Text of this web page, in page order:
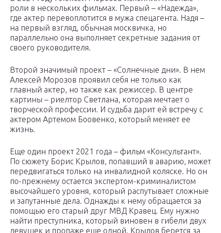
роли в нескольких фильмах. Первый – «Надежда»,
где актер перевоплотится в мужа спецагента. Надя –
на первый взгляд, обычная москвичка, но
параллельно она выполняет секретные задания от
своего руководителя.
Второй значимый проект – «Солнечные дни». В нем
Алексей Морозов проявил себя не только как
главный актер, но также как режиссер. В центре
картины – риелтор Светлана, которая мечтает о
творческой профессии. И судьба дарит ей встречу с
актером Артемом Боовенко, который меняет ее
жизнь.
Еще один проект 2021 года – фильм «Консультант».
По сюжету Борис Крылов, попавший в аварию, может
передвигаться только на инвалидной коляске. Но он
по-прежнему остается экспертом-криминалистом
высочайшего уровня, который распутывает сложные
и запутанные дела. Однажды к нему обращается за
помощью его старый друг МВД Кравец. Ему нужно
найти преступника, который виновен в гибели двух
девушек и пропаже еще одной. Крылов берется за